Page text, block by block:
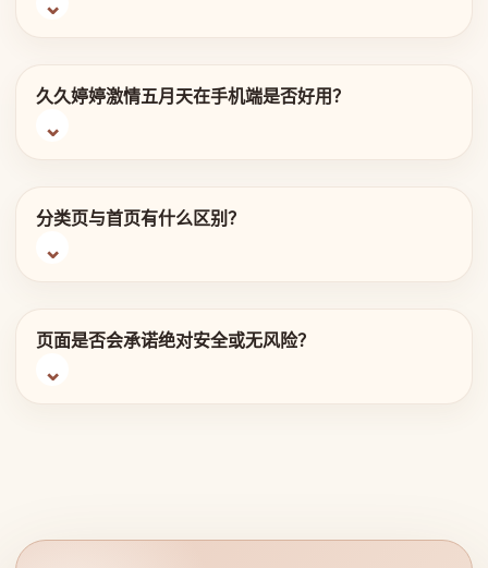
久久婷婷激情五月天在手机端是否好用？
分类页与首页有什么区别？
页面是否会承诺绝对安全或无风险？